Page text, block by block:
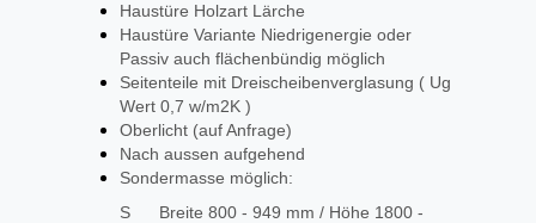
Haustüre Holzart Lärche
Haustüre Variante Niedrigenergie oder
Passiv auch flächenbündig möglich
Seitenteile mit Dreischeibenverglasung ( Ug
Wert 0,7 w/m2K )
Oberlicht (auf Anfrage)
Nach aussen aufgehend
Sondermasse möglich:
S Breite 800 - 949 mm / Höhe 1800 -